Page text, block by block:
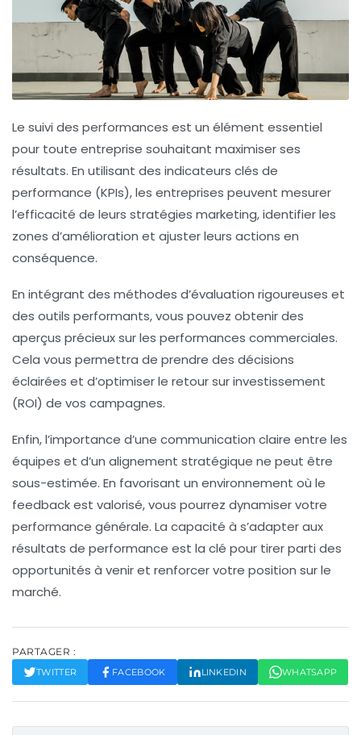
Le suivi des performances est un élément essentiel
pour toute entreprise souhaitant maximiser ses
résultats. En utilisant des indicateurs clés de
performance (KPIs), les entreprises peuvent mesurer
l’efficacité de leurs stratégies marketing, identifier les
zones d’amélioration et ajuster leurs actions en
conséquence.
En intégrant des méthodes d’évaluation rigoureuses et
des outils performants, vous pouvez obtenir des
aperçus précieux sur les performances commerciales.
Cela vous permettra de prendre des décisions
éclairées et d’optimiser le retour sur investissement
(ROI) de vos campagnes.
Enfin, l’importance d’une communication claire entre les
équipes et d’un alignement stratégique ne peut être
sous-estimée. En favorisant un environnement où le
feedback est valorisé, vous pourrez dynamiser votre
performance générale. La capacité à s’adapter aux
résultats de performance est la clé pour tirer parti des
opportunités à venir et renforcer votre position sur le
marché.
PARTAGER :
TWITTER FACEBOOK LINKEDIN WHATSAPP